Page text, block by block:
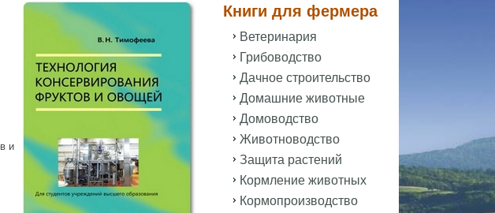
и
Книги для фермера
Ветеринария
Грибоводство
Дачное строительство
Домашние животные
Домоводство
Животноводство
Защита растений
Кормление животных
Кормопроизводство